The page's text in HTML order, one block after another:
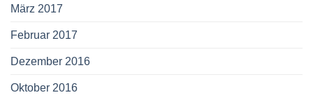
März 2017
Februar 2017
Dezember 2016
Oktober 2016